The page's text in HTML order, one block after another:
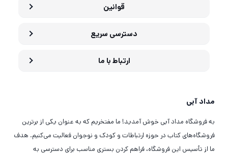
قوانین
دسترسی سریع
ارتباط با ما
مداد آبی
به فروشگاه مداد آبی خوش آمدید! ما مفتخریم که به عنوان یکی از برترین
فروشگاه‌های کتاب در حوزه ارتباطات و کودک و نوجوان فعالیت می‌کنیم. هدف
ما از تأسیس این فروشگاه، فراهم کردن بستری مناسب برای دسترسی به